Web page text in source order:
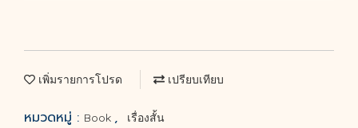
เพิ่มรายการโปรด เปรียบเทียบ
หมวดหมู่ : Book , เรื่องสั้น